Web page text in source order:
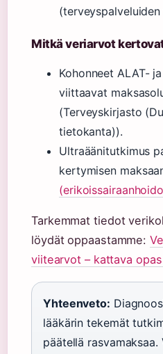
Mitkä veriarvot
Kohonneet ALAT-
viittaavat
(Terveyskirjasto
tietokanta)).
Ultraäänitutkimus
kertymisen
Tarkemmat tiedot
löydät oppaastamme:
viitearvot – kattava
Yhteenveto:
lääkärin tekemät
päätellä rasvamaksaa.